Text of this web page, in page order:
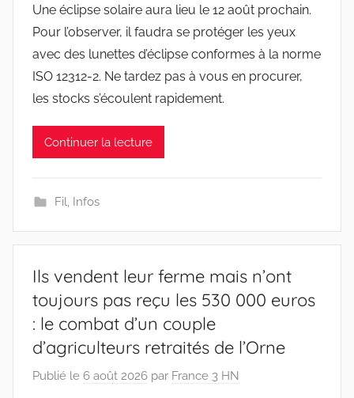
Une éclipse solaire aura lieu le 12 août prochain.
Pour l’observer, il faudra se protéger les yeux
avec des lunettes d’éclipse conformes à la norme
ISO 12312-2. Ne tardez pas à vous en procurer,
les stocks s’écoulent rapidement.
Continuer la lecture
Fil, Infos
Ils vendent leur ferme mais n’ont
toujours pas reçu les 530 000 euros
: le combat d’un couple
d’agriculteurs retraités de l’Orne
Publié le 6 août 2026 par France 3 HN